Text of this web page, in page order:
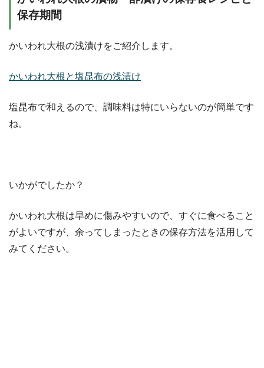
保存期間
かいわれ大根の浅漬けをご紹介します。
かいわれ大根と塩昆布の浅漬け
塩昆布で和えるので、調味料は特にいらないのが簡単です
ね。
いかがでしたか？
かいわれ大根は早めに傷みやすいので、すぐに食べること
がよいですが、余ってしまったときの保存方法を活用して
みてください。